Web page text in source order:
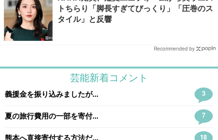
トちらり「脚長すぎてびっくり」「圧巻のス
タイル」と反響
Recommended by